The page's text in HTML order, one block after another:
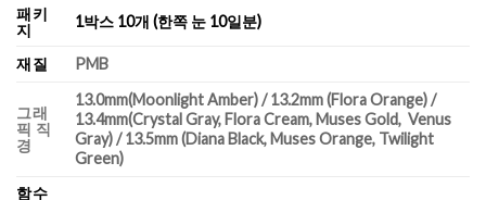
패키
지
1박스 10개 (한쪽 눈 10일분)
재질 PMB
그래
픽 직
경
13.0mm(Moonlight Amber) / 13.2mm (Flora Orange) /
13.4mm(Crystal Gray, Flora Cream, Muses Gold, Venus
Gray) / 13.5mm (Diana Black, Muses Orange, Twilight
Green)
함수